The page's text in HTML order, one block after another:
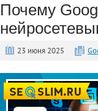
Почему
23 июня 2025